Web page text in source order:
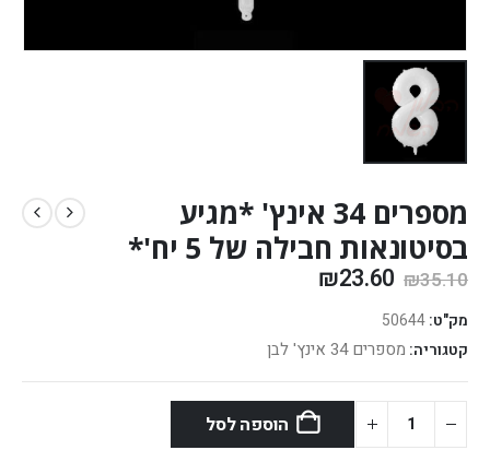
מספרים 34 אינץ' *מגיע
בסיטונאות חבילה של 5 יח'*
₪35.10
₪23.60
מק"ט: 50644
קטגוריה: מספרים 34 אינץ' לבן
הוספה לסל